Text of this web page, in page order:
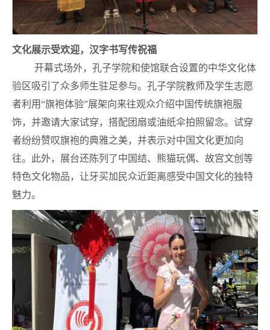
文化展示受欢迎，汉字书写传祝福
开幕式场外，孔子学院和使馆联合设置的中华文化体
验区吸引了众多师生驻足参与。孔子学院教师及学生志愿
者利用“旗袍体验”展架向来往观众介绍中国传统旗袍服
饰，并邀请大家试穿，搭配团扇或油纸伞拍照留念。试穿
者纷纷赞叹旗袍的典雅之美，并表示对中国文化更加向
往。此外，展台还陈列了中国结、熊猫玩偶、故宫文创等
特色文化物品，让牙买加民众近距离感受中国文化的独特
魅力。